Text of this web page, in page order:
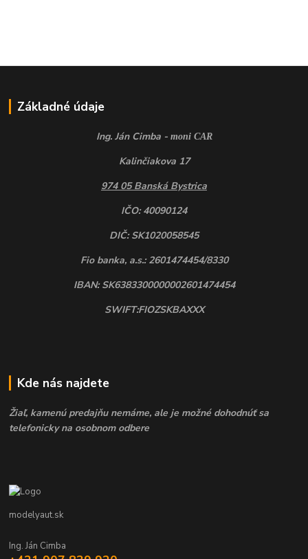
Základné údaje
Ing. Ján Cimba - moni CAR
Kalinčiakova 17
974 05 Banská Bystrica
IČO: 40090124
DIČ: SK1020058545
Fio banka, a.s.: 2601474454/8330
IBAN: SK6383300000002601474454
SWIFT:FIOZSKBAXXX
Kde nás najdete
Žiaľ, kamenú predajňu nemáme, ale je možné dohodnúť sa
telefonicky na osobnom odbere
modelyaut.sk
Ing. Ján Cimba